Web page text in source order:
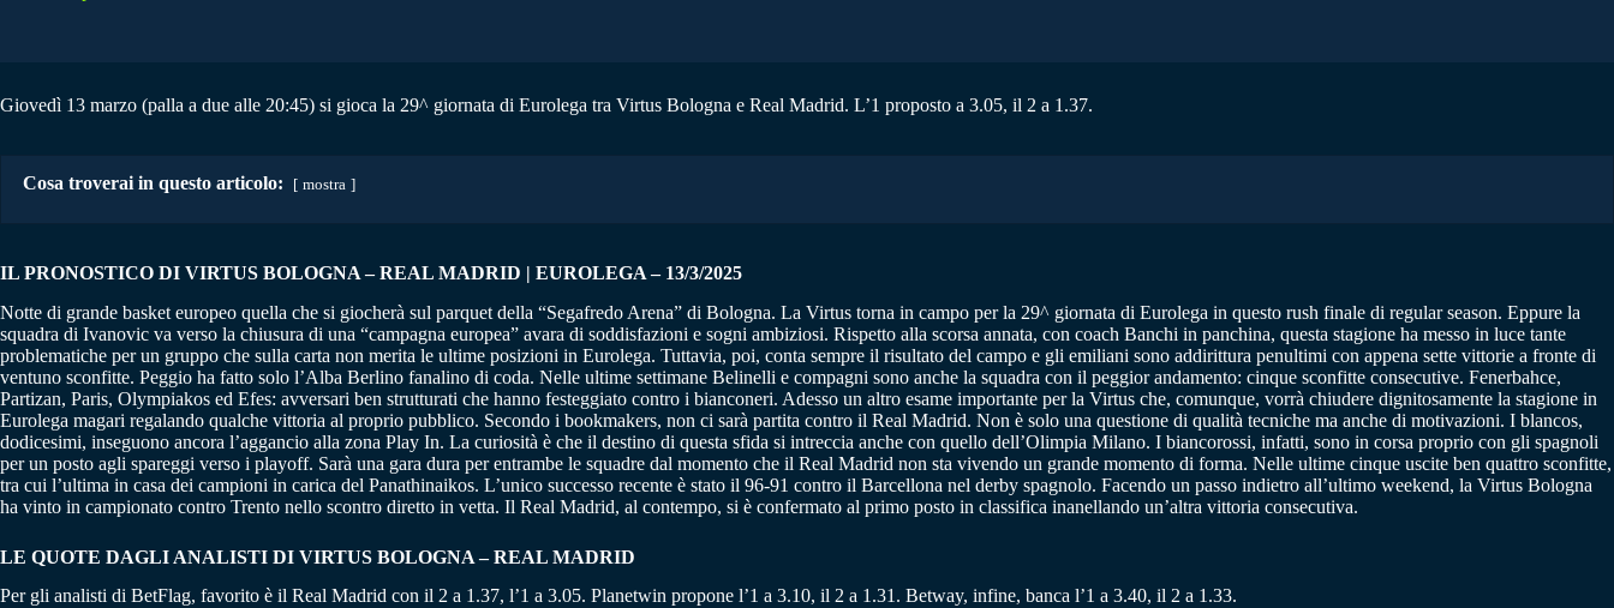
Giovedì 13 marzo (palla a due alle 20:45) si gioca la 29^ giornata di Eurolega tra Virtus Bologna e Real Madrid. L’1 proposto a 3.05, il 2 a 1.37.
Cosa troverai in questo articolo: mostra
IL PRONOSTICO DI VIRTUS BOLOGNA – REAL MADRID | EUROLEGA – 13/3/2025
Notte di grande basket europeo quella che si giocherà sul parquet della “Segafredo Arena” di Bologna. La Virtus torna in campo per la 29^ giornata di Eurolega in questo rush finale di regular season. Eppure la
squadra di Ivanovic va verso la chiusura di una “campagna europea” avara di soddisfazioni e sogni ambiziosi. Rispetto alla scorsa annata, con coach Banchi in panchina, questa stagione ha messo in luce tante
problematiche per un gruppo che sulla carta non merita le ultime posizioni in Eurolega. Tuttavia, poi, conta sempre il risultato del campo e gli emiliani sono addirittura penultimi con appena sette vittorie a fronte di
ventuno sconfitte. Peggio ha fatto solo l’Alba Berlino fanalino di coda. Nelle ultime settimane Belinelli e compagni sono anche la squadra con il peggior andamento: cinque sconfitte consecutive. Fenerbahce,
Partizan, Paris, Olympiakos ed Efes: avversari ben strutturati che hanno festeggiato contro i bianconeri. Adesso un altro esame importante per la Virtus che, comunque, vorrà chiudere dignitosamente la stagione in
Eurolega magari regalando qualche vittoria al proprio pubblico. Secondo i bookmakers, non ci sarà partita contro il Real Madrid. Non è solo una questione di qualità tecniche ma anche di motivazioni. I blancos,
dodicesimi, inseguono ancora l’aggancio alla zona Play In. La curiosità è che il destino di questa sfida si intreccia anche con quello dell’Olimpia Milano. I biancorossi, infatti, sono in corsa proprio con gli spagnoli
per un posto agli spareggi verso i playoff. Sarà una gara dura per entrambe le squadre dal momento che il Real Madrid non sta vivendo un grande momento di forma. Nelle ultime cinque uscite ben quattro sconfitte,
tra cui l’ultima in casa dei campioni in carica del Panathinaikos. L’unico successo recente è stato il 96-91 contro il Barcellona nel derby spagnolo. Facendo un passo indietro all’ultimo weekend, la Virtus Bologna
ha vinto in campionato contro Trento nello scontro diretto in vetta. Il Real Madrid, al contempo, si è confermato al primo posto in classifica inanellando un’altra vittoria consecutiva.
LE QUOTE DAGLI ANALISTI DI VIRTUS BOLOGNA – REAL MADRID
Per gli analisti di BetFlag, favorito è il Real Madrid con il 2 a 1.37, l’1 a 3.05. Planetwin propone l’1 a 3.10, il 2 a 1.31. Betway, infine, banca l’1 a 3.40, il 2 a 1.33.